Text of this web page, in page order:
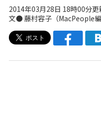
2014年03月28日 18時00分更
文●藤村容子（MacPeople